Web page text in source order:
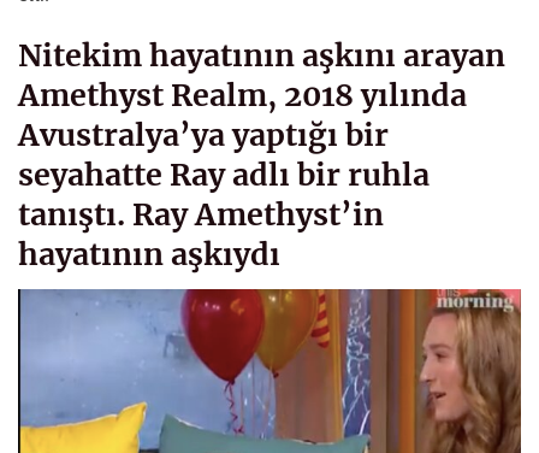
Nitekim hayatının aşkını arayan
Amethyst Realm, 2018 yılında
Avustralya’ya yaptığı bir
seyahatte Ray adlı bir ruhla
tanıştı. Ray Amethyst’in
hayatının aşkıydı